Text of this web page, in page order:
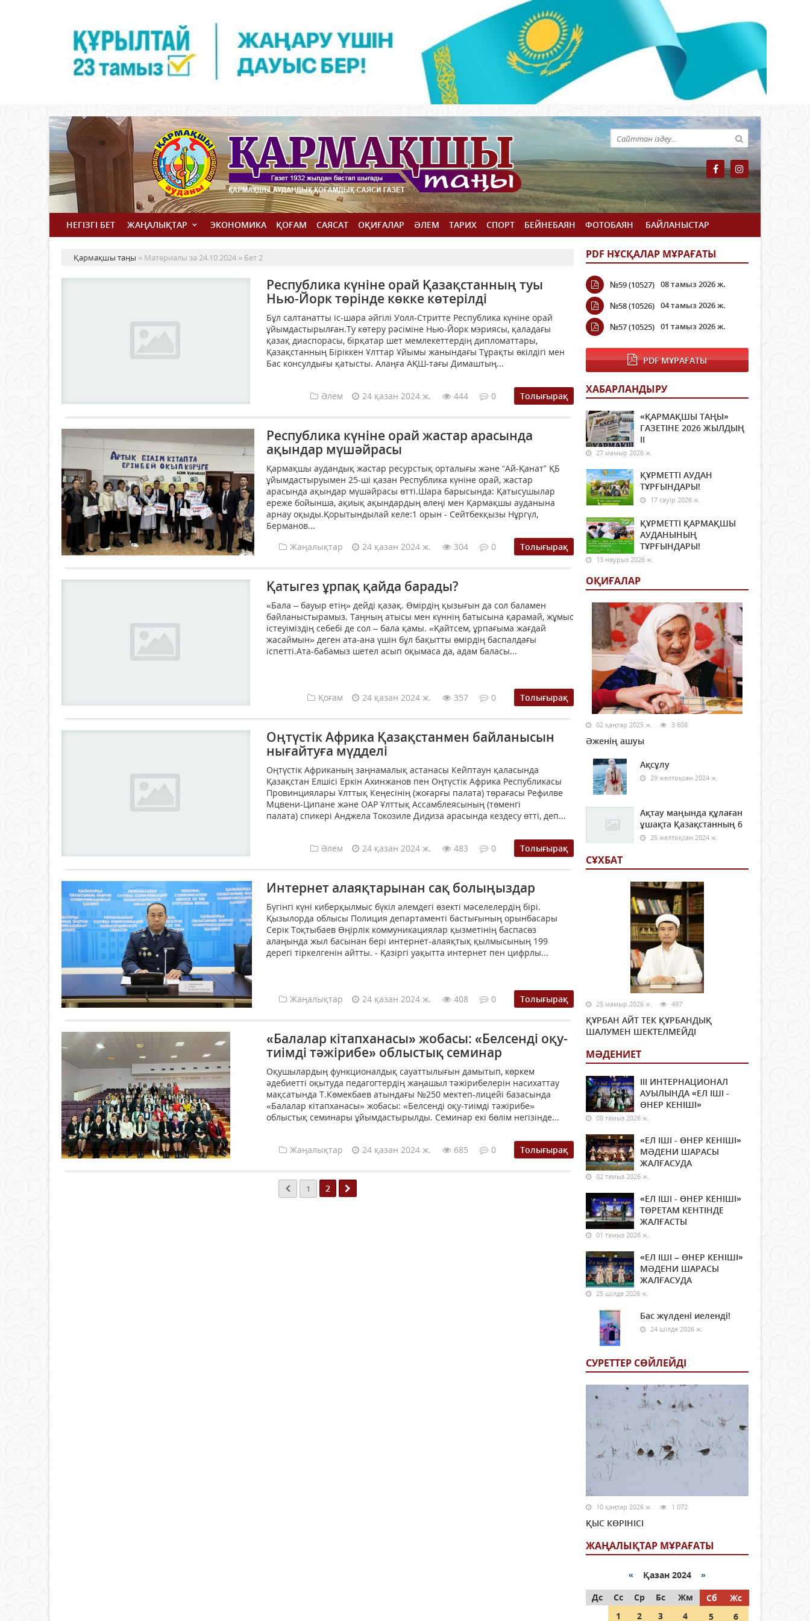
НЕГІЗГІ БЕТ ЖАҢАЛЫҚТАР ЭКОНОМИКА ҚОҒАМ САЯСАТ ОҚИҒАЛАР ӘЛЕМ ТАРИХ СПОРТ БЕЙНЕБАЯН ФОТОБАЯН БАЙЛАНЫСТАР
Қармақшы таңы » Материалы за 24.10.2024 » Бет 2
Республика күніне орай Қазақстанның туы
Нью-Йорк төрінде көкке көтерілді
Бұл салтанатты іс-шара әйгілі Уолл-Стритте Республика күніне орай
ұйымдастырылған.Ту көтеру рәсіміне Нью-Йорк мэриясы, қаладағы
қазақ диаспорасы, бірқатар шет мемлекеттердің дипломаттары,
Қазақстанның Біріккен Ұлттар Ұйымы жанындағы Тұрақты өкілдігі мен
Бас консулдығы қатысты. Алаңға АҚШ-тағы Димаштың...
Әлем 24 қазан 2024 ж. 444 0 Толығырақ
Республика күніне орай жастар арасында
ақындар мүшәйрасы
Қармақшы аудандық жастар ресурстық орталығы және “Ай-Қанат” ҚБ
ұйымдастыруымен 25-ші қазан Республика күніне орай, жастар
арасында ақындар мүшәйрасы өтті.Шара барысында: Қатысушылар
ереже бойынша, ақиық ақындардың өлеңі мен Қармақшы ауданына
арнау оқыды.Қорытындылай келе:1 орын - Сейтбекқызы Нұргүл,
Берманов...
Жаңалықтар
24 қазан 2024 ж. 304 0 Толығырақ
Қатыгез ұрпақ қайда барады?
«Бала – бауыр етің» дейді қазақ. Өмірдің қызығын да сол баламен
байланыстырамыз. Таңның атысы мен күннің батысына қарамай, жұмыс
істеуіміздің себебі де сол – бала қамы. «Қайтсем, ұрпағыма жағдай
жасаймын» деген ата-ана үшін бұл бақытты өмірдің баспалдағы
іспетті.Ата-бабамыз шетел асып оқымаса да, адам баласы...
Қоғам 24 қазан 2024 ж. 357 0 Толығырақ
Оңтүстік Африка Қазақстанмен байланысын
нығайтуға мүдделі
Оңтүстік Африканың заңнамалық астанасы Кейптаун қаласында
Қазақстан Елшісі Еркін Ахинжанов пен Оңтүстік Африка Республикасы
Провинциялары Ұлттық Кеңесінің (жоғарғы палата) төрағасы Рефилве
Мцвени-Ципане және ОАР Ұлттық Ассамблеясының (төменгі
палата) спикері Анджела Токозиле Дидиза арасында кездесу өтті, деп...
Әлем 24 қазан 2024 ж. 483 0 Толығырақ
Интернет алаяқтарынан сақ болыңыздар
Бүгінгі күні киберқылмыс бүкіл әлемдегі өзекті мәселелердің бірі.
Қызылорда облысы Полиция департаменті бастығының орынбасары
Серік Тоқтыбаев Өңірлік коммуникациялар қызметінің баспасөз
алаңында жыл басынан бері интернет-алаяқтық қылмысының 199
дерегі тіркелгенін айтты. - Қазіргі уақытта интернет пен цифрлы...
Жаңалықтар 24 қазан 2024 ж. 408 0 Толығырақ
«Балалар кітапханасы» жобасы: «Белсенді оқу-
тиімді тәжірибе» облыстық семинар
Оқушылардың функционалдық сауаттылығын дамытып, көркем
әдебиетті оқытуда педагогтердің жаңашыл тәжірибелерін насихаттау
мақсатында Т.Көмекбаев атындағы №250 мектеп-лицейі базасында
«Балалар кітапханасы» жобасы: «Белсенді оқу-тиімді тәжірибе»
облыстық семинары ұйымдастырылды. Семинар екі бөлім негізінде...
Жаңалықтар 24 қазан 2024 ж. 685 0 Толығырақ
1 2
PDF НҰСҚАЛАР МҰРАҒАТЫ
№59 (10527) 08 тамыз 2026 ж.
№58 (10526) 04 тамыз 2026 ж.
№57 (10525) 01 тамыз 2026 ж.
PDF МҰРАҒАТЫ
ХАБАРЛАНДЫРУ
«ҚАРМАҚШЫ ТАҢЫ»
ГАЗЕТІНЕ 2026 ЖЫЛДЫҢ
ІI
27 мамыр 2026 ж.
ҚҰРМЕТТІ АУДАН
ТҰРҒЫНДАРЫ!
17 сәуір 2026 ж.
ҚҰРМЕТТІ ҚАРМАҚШЫ
АУДАНЫНЫҢ
ТҰРҒЫНДАРЫ!
13 наурыз 2026 ж.
ОҚИҒАЛАР
02 қаңтар 2025 ж. 3 608
Әженің ашуы
Ақсұлу
29 желтоқсан 2024 ж.
Ақтау маңында құлаған
ұшақта Қазақстанның 6
25 желтоқсан 2024 ж.
СҰХБАТ
25 мамыр 2026 ж. 497
ҚҰРБАН АЙТ ТЕК ҚҰРБАНДЫҚ
ШАЛУМЕН ШЕКТЕЛМЕЙДІ
МӘДЕНИЕТ
ІІІ ИНТЕРНАЦИОНАЛ
АУЫЛЫНДА «ЕЛ ІШІ -
ӨНЕР КЕНІШІ»
08 тамыз 2026 ж.
«ЕЛ ІШІ - ӨНЕР КЕНІШІ»
МӘДЕНИ ШАРАСЫ
ЖАЛҒАСУДА
02 тамыз 2026 ж.
«ЕЛ ІШІ - ӨНЕР КЕНІШІ»
ТӨРЕТАМ КЕНТІНДЕ
ЖАЛҒАСТЫ
01 тамыз 2026 ж.
«ЕЛ ІШІ – ӨНЕР КЕНІШІ»
МӘДЕНИ ШАРАСЫ
ЖАЛҒАСУДА
25 шілде 2026 ж.
Бас жүлдені иеленді!
24 шілде 2026 ж.
СУРЕТТЕР СӨЙЛЕЙДI
10 қаңтар 2026 ж. 1 072
ҚЫС КӨРІНІСІ
ЖАҢАЛЫҚТАР МҰРАҒАТЫ
« Қазан 2024 »
Дс
Сс Ср Бс Жм Сб
Жс
1
2 3 4 5 6